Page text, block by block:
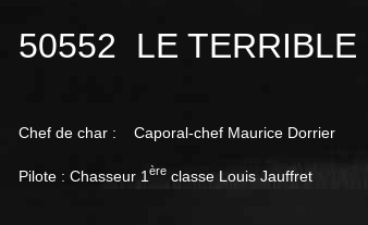
50552 LE TERRIBLE
Chef de char : Caporal-chef Maurice Dorrier
Pilote : Chasseur 1 ère classe Louis Jauffret